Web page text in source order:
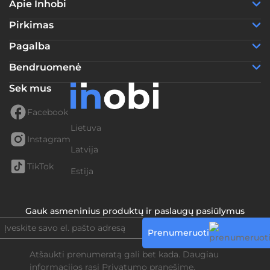
Apie Inhobi
Pirkimas
Pagalba
Bendruomenė
Sek mus
Facebook
Instagram
TikTok
Lietuva
Latvija
Estija
Gauk asmeninius produktų ir paslaugų pasiūlymus
Prenumeruoti
Atšaukti prenumeratą gali bet kada. Daugiau
informacijos rasi Privatumo pranešime.